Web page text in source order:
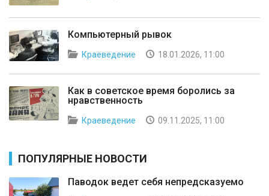
Компьютерный рывок
Краеведение 18.01.2026, 11:00
Как в советское время боролись за
нравственность
Краеведение 09.11.2025, 11:00
ПОПУЛЯРНЫЕ НОВОСТИ
Паводок ведет себя непредсказуемо